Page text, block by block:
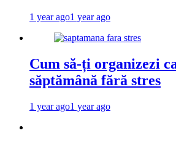
1 year ago1 year ago
Cum să-ți organizezi
săptămână fără stres
1 year ago1 year ago